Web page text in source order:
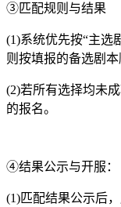
③匹配规则与结果
(1)系统优先按“主选
则按填报的备选剧本
(2)若所有选择均未
的报名。
④结果公示与开服：
(1)匹配结果公示后